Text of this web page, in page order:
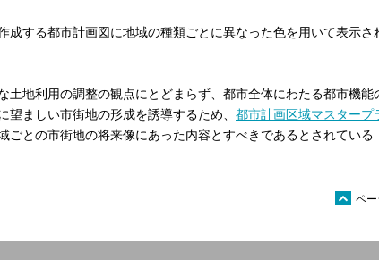
成する都市計画図に地域の種類ごとに異なった色を用いて表示さ
土地利用の調整の観点にとどまらず、都市全体にわたる都市機能
ましい市街地の形成を誘導するため、 都市計画区域マスタープ
ごとの市街地の将来像にあった内容とすべきであるとされている
ü ペ